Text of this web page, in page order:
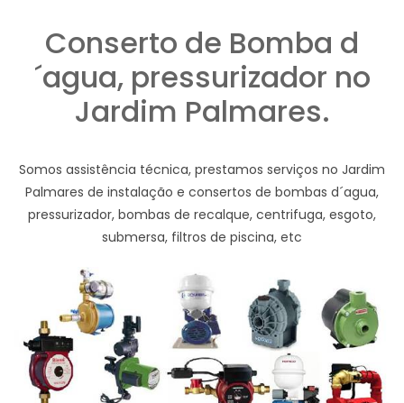
Conserto de Bomba d
´agua, pressurizador no
Jardim Palmares.
Somos assistência técnica, prestamos serviços no Jardim
Palmares de instalação e consertos de bombas d´agua,
pressurizador, bombas de recalque, centrifuga, esgoto,
submersa, filtros de piscina, etc